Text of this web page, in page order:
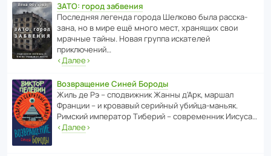
ЗАТО: город забвения
После­дняя легенда города Шелково была расска­
зана, но в мире ещё много мест, хранящих свои
мрачные тайны. Новая группа иска­телей
приключений…
‹Далее›
Возвращение Синей Бороды
Жиль де Рэ – спод­ви­жник Жанны д’Арк, маршал
Франции – и кровавый серийный убийца-маньяк.
Римский импе­ратор Тиберий – совре­менник Иисуса…
‹Далее›